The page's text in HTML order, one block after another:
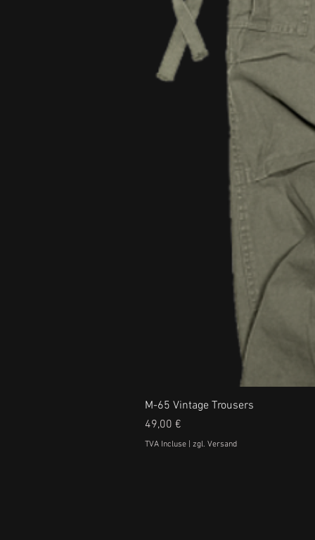
M-65 Vintage Trousers
Prix
49,00 €
TVA Incluse zgl. Versand